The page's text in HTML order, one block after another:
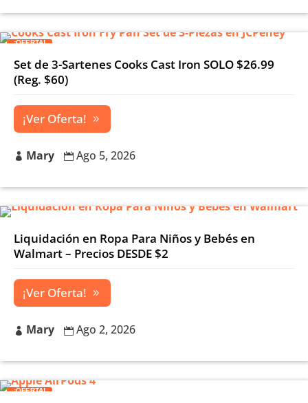
¡OFERTA!
Set de 3-Sartenes Cooks Cast Iron SOLO $26.99
(Reg. $60)
¡Ver Oferta!
 Mary  Ago 5, 2026
Liquidación en Ropa Para Niños y Bebés en
Walmart – Precios DESDE $2
¡Ver Oferta!
 Mary  Ago 2, 2026
¡OFERTA!